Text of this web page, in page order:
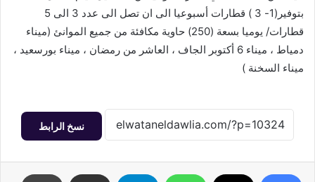
بتوفير(1- 3 ) قطارات أسبوعيا الى ان تصل الى عدد 3 الى 5
قطارات/ يوميا بسعة (250) حاوية مكافئة من جميع الموانئ (ميناء
دمياط ، ميناء 6 أكتوبر الجاف ، العاشر من رمضان ، ميناء بورسعيد ،
ميناء السخنة )
نسخ الرابط